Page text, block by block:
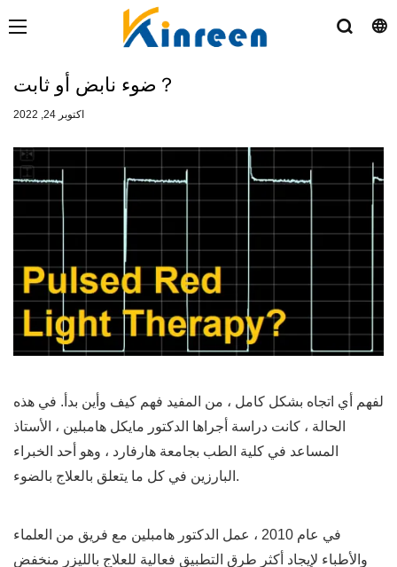
ضوء نابض أو ثابت？
اكتوبر 24, 2022
لفهم أي اتجاه بشكل كامل ، من المفيد فهم كيف وأين بدأ. في هذه
الحالة ، كانت دراسة أجراها الدكتور مايكل هامبلين ، الأستاذ
المساعد في كلية الطب بجامعة هارفارد ، وهو أحد الخبراء
البارزين في كل ما يتعلق بالعلاج بالضوء.
في عام 2010 ، عمل الدكتور هامبلين مع فريق من العلماء
والأطباء لإيجاد أكثر طرق التطبيق فعالية للعلاج بالليزر منخفض